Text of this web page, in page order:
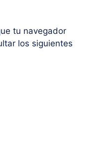
tu navegador
los siguientes